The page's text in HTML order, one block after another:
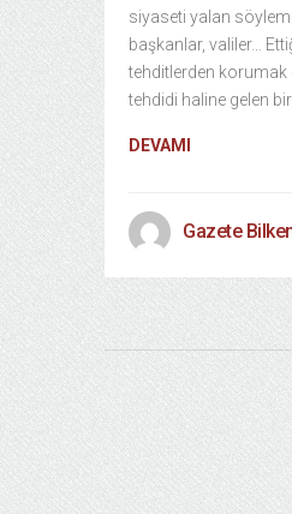
siyaseti yalan
başkanlar, valiler…
tehditlerden
tehdidi haline gelen
DEVAMI
Gazete